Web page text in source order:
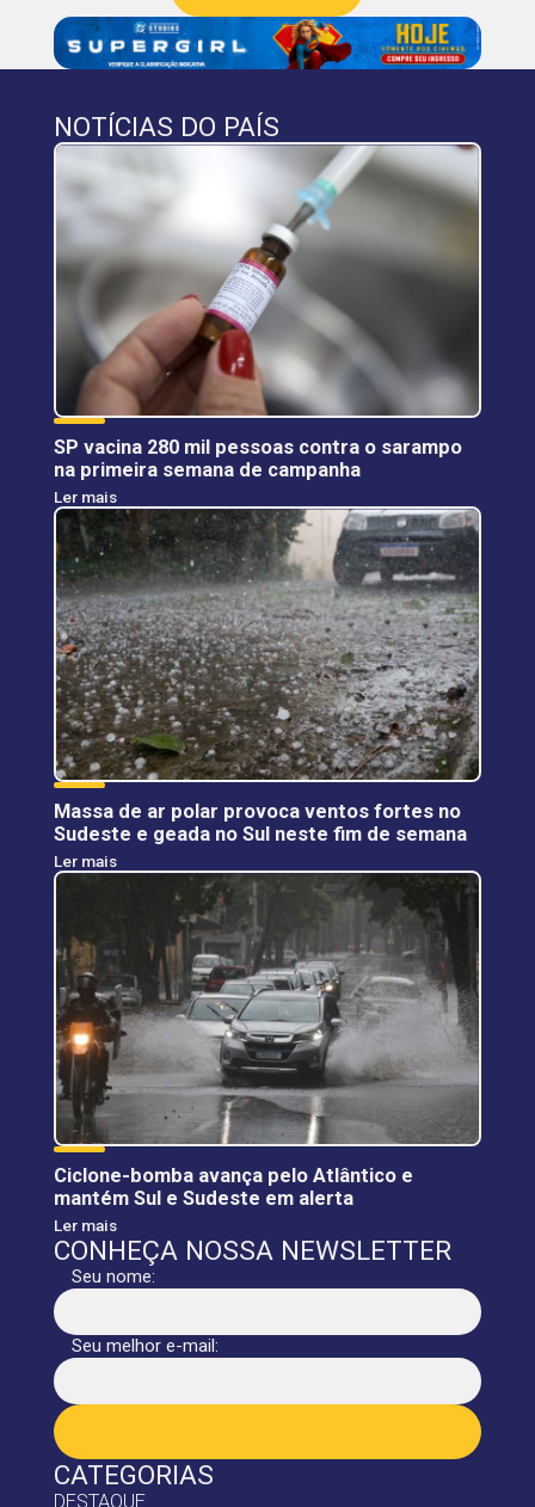
CATEGORIAS
DESTAQUE
NOTÍCIAS DO PAÍS
SP vacina 280 mil pessoas contra o sarampo
na primeira semana de campanha
Ler mais
Massa de ar polar provoca ventos fortes no
Sudeste e geada no Sul neste fim de semana
Ler mais
Ciclone-bomba avança pelo Atlântico e
mantém Sul e Sudeste em alerta
Ler mais
CONHEÇA NOSSA NEWSLETTER
Seu nome:
Seu melhor e-mail: